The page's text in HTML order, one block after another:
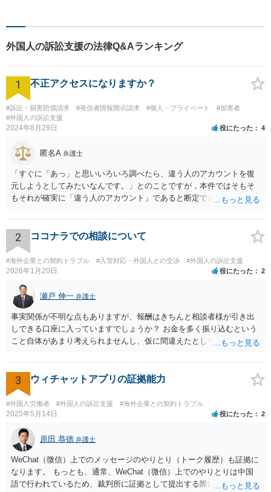
います。一人ひとりに誠意を
持って尽力しますので、ぜひ
一度ご相談ください。
外国人の訴訟支援の法律Q&Aランキング
1 不正アクセスになりますか？
#訴訟・損害賠償請求 #発信者情報開示請求 #個人・プライベート
#加害者
#外国人の訴訟支援
2024年8月29日 役にたった 4
匿名A 弁護士
「すぐに「あっ」と思いいろいろ調べたら、違う人のアカウントを復
元しようとしてみたいなんです。」とのことですが，本件ではそもそ
もそれが確実に「違う人のアカウント」であると断定できていません
できません。余計な心配でしょう。
2 ココナラでの相談について
#海外企業との契約トラブル #入管対応・外国人との交渉 #外国人の訴訟支援
2026年1月20日 役にたった 2
瀬戸 伸一 弁護士
事実関係が不明な点もありますが、報酬はきちんと相談者様が引き出
しできる口座に入っていますでしょうか？ お金を多く振り込むという
こと自体があまり考えられませんし、仮に間違えたとしても、海外の
で、paypayを使うというのは、話として怪しい感じがします。 絶対に
損のないように行動されるとよいと思われます。
3 ウィチャットアプリの証拠能力
#外国人労働者 #外国人の訴訟支援 #海外企業との契約トラブル
2025年5月14日 役にたった 2
原田 恭徳 弁護士
WeChat（微信）上でのメッセージのやりとり（トーク履歴）も証拠に
なります。 もっとも、通常、WeChat（微信）上でのやりとりは中国
語で行われているため、裁判所に証拠として提出する際には日本語の